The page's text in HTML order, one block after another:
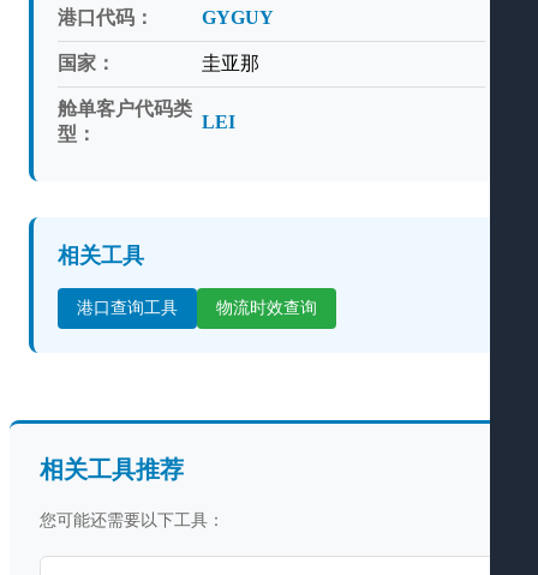
港口代码： GYGUY
国家： 圭亚那
舱单客户代码类
型：
LEI
相关工具
港口查询工具 物流时效查询
相关工具推荐
您可能还需要以下工具：